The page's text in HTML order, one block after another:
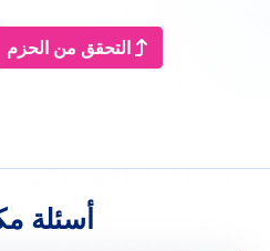
التحقق من الحزم
أسئلة